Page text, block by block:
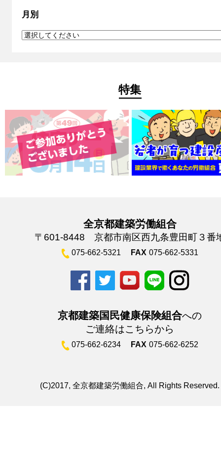
月別
特集
全京都建築労働組合
〒601-8448 京都市南区西九条豊田町３番
075-662-5321 FAX 075-662-5331
京都建築国民健康保険組合への
ご連絡はこちらから
075-662-6234 FAX 075-662-6252
(C)2017, 全京都建築労働組合, All Rights Reserved.